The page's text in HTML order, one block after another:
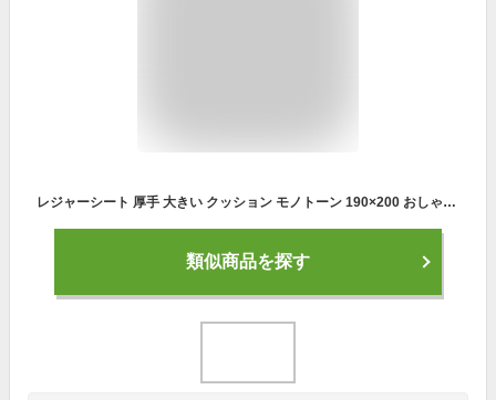
レジャーシート 厚手 大きい クッション モノトーン 190×200 おしゃれ 5〜6人 大判 ペグ穴付き ピクニックシート 遠足 運動会 防水 アウトドア 洗える 手洗い ショルダー yct viaggio+
類似商品を探す